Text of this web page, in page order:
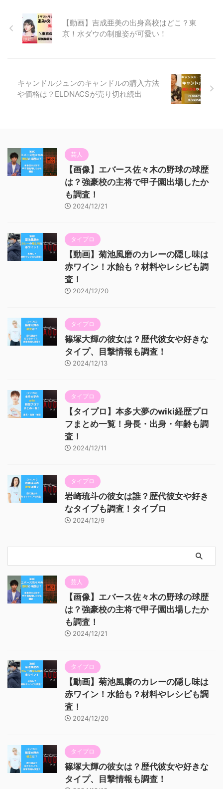
【動画】吉成亜美の出身高校はどこ？東
京！水ダウの制服姿が可愛い！
キャンドルジュンのキャンドルの購入方法
や価格は？ELDNACSが売り切れ続出
芸人
【画像】エバース佐々木の野球の球歴
は？強豪校の主将で甲子園出場したか
も調査！
2024/12/21
タイプロ
【動画】菊池風磨のカレーの隠し味は
赤ワイン！水飴も？材料やレシピも調
査！
2024/12/20
タイプロ
篠塚大輝の彼女は？歴代彼女や好きな
タイプ、目撃情報も調査！
2024/12/13
タイプロ
【タイプロ】本多大夢のwiki経歴プロ
フまとめ一覧！身長・出身・年齢も調
査！
2024/12/11
タイプロ
岩崎琉斗の彼女は誰？歴代彼女や好き
なタイプも調査！タイプロ
2024/12/9
芸人
【画像】エバース佐々木の野球の球歴
は？強豪校の主将で甲子園出場したか
も調査！
2024/12/21
タイプロ
【動画】菊池風磨のカレーの隠し味は
赤ワイン！水飴も？材料やレシピも調
査！
2024/12/20
タイプロ
篠塚大輝の彼女は？歴代彼女や好きな
タイプ、目撃情報も調査！